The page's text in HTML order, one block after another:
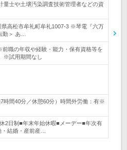
量士や土壌汚染調査技術管理者などの資
高松市牟礼町牟礼1007-3 ※琴電『六万
勤＞ あ…
職の年収や経験・能力・保有資格等を
※試用期間なし
時間40分／休憩60分）時間外労働：有※
2日制■年末年始休暇■メーデー■年次有
結婚・産前産…